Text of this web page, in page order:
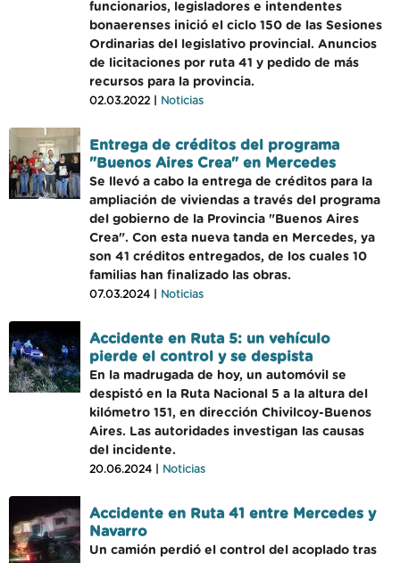
funcionarios, legisladores e intendentes
bonaerenses inició el ciclo 150 de las Sesiones
Ordinarias del legislativo provincial. Anuncios
de licitaciones por ruta 41 y pedido de más
recursos para la provincia.
02.03.2022 | Noticias
Entrega de créditos del programa
"Buenos Aires Crea" en Mercedes
Se llevó a cabo la entrega de créditos para la
ampliación de viviendas a través del programa
del gobierno de la Provincia "Buenos Aires
Crea". Con esta nueva tanda en Mercedes, ya
son 41 créditos entregados, de los cuales 10
familias han finalizado las obras.
07.03.2024 | Noticias
Accidente en Ruta 5: un vehículo
pierde el control y se despista
En la madrugada de hoy, un automóvil se
despistó en la Ruta Nacional 5 a la altura del
kilómetro 151, en dirección Chivilcoy-Buenos
Aires. Las autoridades investigan las causas
del incidente.
20.06.2024 | Noticias
Accidente en Ruta 41 entre Mercedes y
Navarro
Un camión perdió el control del acoplado tras